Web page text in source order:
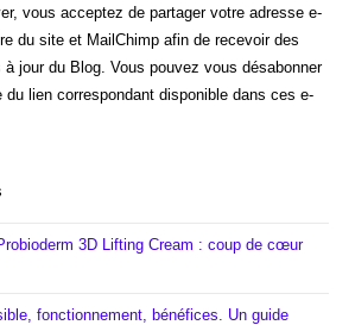
vous acceptez de partager votre adresse e-
du site et MailChimp afin de recevoir des
jour du Blog. Vous pouvez vous désabonner
du lien correspondant disponible dans ces e-
3D Lifting Cream : coup de cœur
fonctionnement, bénéfices. Un guide